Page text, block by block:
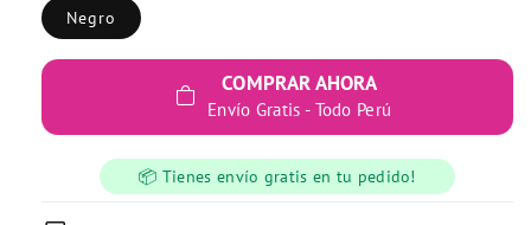
Negro
COMPRAR AHORA
Envío Gratis - Todo Perú
📦 Tienes envío gratis en tu pedido!